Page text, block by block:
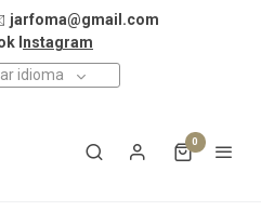
jarfoma@gmail.com
I nstagram
idioma
0